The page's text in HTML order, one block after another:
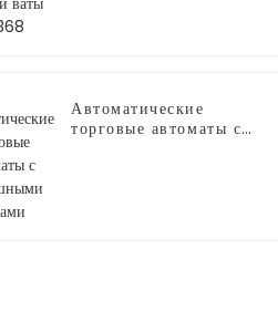
Автоматические
торговые автоматы с